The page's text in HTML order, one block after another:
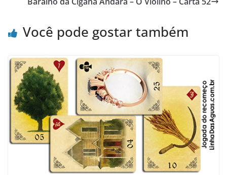
Você pode gostar também